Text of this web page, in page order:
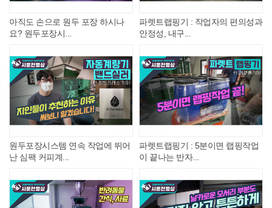
아직도 손으로 원두 포장 하시나
요? 원두포장시...
파렛트랩핑기 : 작업자의 편의성과
안정성, 내구...
원두포장시스템 연속 작업에 뛰어
난 심팩 커피계...
파렛트랩핑기 : 5분이면 랩핑작업
이 끝나는 반자...